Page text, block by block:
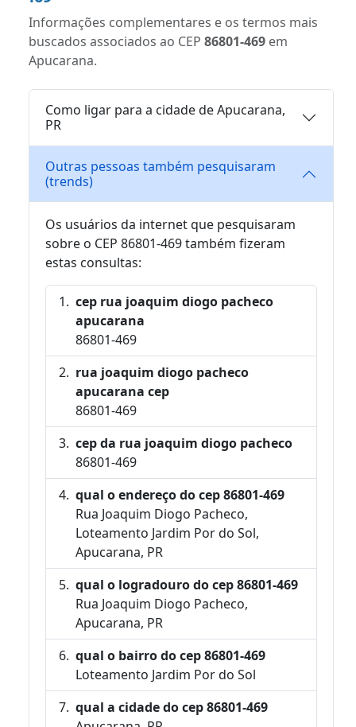
Informações complementares e os termos mais
buscados associados ao CEP 86801-469 em
Apucarana.
Como ligar para a cidade de Apucarana,
PR
Outras pessoas também pesquisaram
(trends)
Os usuários da internet que pesquisaram
sobre o CEP 86801-469 também fizeram
estas consultas:
cep rua joaquim diogo pacheco
apucarana
86801-469
rua joaquim diogo pacheco
apucarana cep
86801-469
cep da rua joaquim diogo pacheco
86801-469
qual o endereço do cep 86801-469
Rua Joaquim Diogo Pacheco,
Loteamento Jardim Por do Sol,
Apucarana, PR
qual o logradouro do cep 86801-469
Rua Joaquim Diogo Pacheco,
Apucarana, PR
qual o bairro do cep 86801-469
Loteamento Jardim Por do Sol
qual a cidade do cep 86801-469